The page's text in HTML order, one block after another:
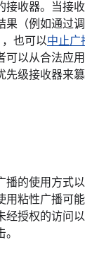
收器。当接收
果（例如通过
，也可以中止广
可以从合法应
先级接收器来
播的使用方式
用粘性广播可
经授权的访问